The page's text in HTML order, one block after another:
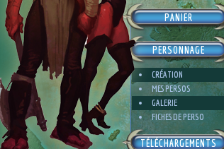
PANIER
PERSONNAGE
CRÉATION
MES PERSOS
GALERIE
FICHES DE PERSO
TÉLÉCHARGEMENTS